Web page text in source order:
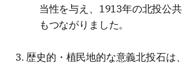
当性を与え、1913年の北投公
もつながりました。
3. 歴史的・植民地的な意義北投石は